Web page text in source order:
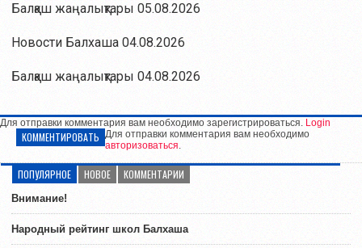
Балқаш жаңалықтары 05.08.2026
Новости Балхаша 04.08.2026
Балқаш жаңалықтары 04.08.2026
Для отправки комментария вам необходимо зарегистрироваться. Login
КОММЕНТИРОВАТЬ Для отправки комментария вам необходимо
авторизоваться.
ПОПУЛЯРНОЕ НОВОЕ КОММЕНТАРИИ
Внимание!
Народный рейтинг школ Балхаша